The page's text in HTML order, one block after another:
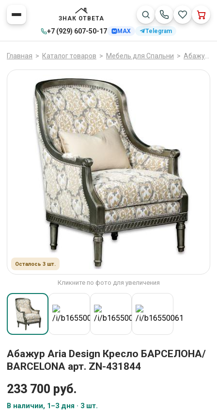
ЗНАК ОТВЕТА
+7 (929) 607-50-17 MAX Telegram
Главная > Каталог товаров > Мебель для Спальни > Абажуры
Осталось 3 шт.
Кликните по фото для увеличения
Абажур Aria Design Кресло БАРСЕЛОНА/
BARCELONA арт. ZN-431844
233 700 руб.
В наличии, 1–3 дня · 3 шт.